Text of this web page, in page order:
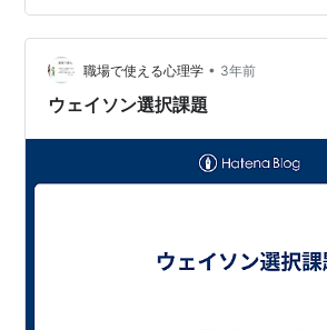
験者として、24人の被験者をコインの
「囚人」の役割に割り当て、スタンフ
実験室を改造した擬似監獄で2週…
職場で使える心理学 • 3年前
ウェイソン選択課題